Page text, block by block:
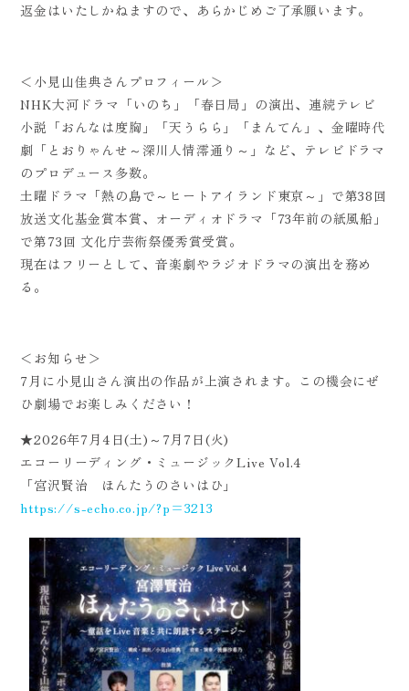
返金はいたしかねますので、あらかじめご了承願います。
＜小見山佳典さんプロフィール＞
NHK大河ドラマ「いのち」「春日局」の演出、連続テレビ
小説「おんなは度胸」「天うらら」「まんてん」、金曜時代
劇「とおりゃんせ～深川人情澪通り～」など、テレビドラマ
のプロデュース多数。
土曜ドラマ「熱の島で～ヒートアイランド東京～」で第38回
放送文化基金賞本賞、オーディオドラマ「73年前の紙風船」
で第73回 文化庁芸術祭優秀賞受賞。
現在はフリーとして、音楽劇やラジオドラマの演出を務め
る。
＜お知らせ＞
7月に小見山さん演出の作品が上演されます。この機会にぜ
ひ劇場でお楽しみください！
★2026年7月4日(土)～7月7日(火)
エコーリーディング・ミュージックLive Vol.4
「宮沢賢治 ほんたうのさいはひ」
https://s-echo.co.jp/?p=3213